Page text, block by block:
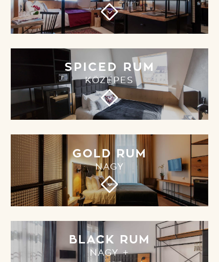
3
SPICED RUM
KÖZEPES
3
GOLD RUM
NAGY
3
BLACK RUM
NAGY +